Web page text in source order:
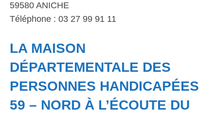
59580 ANICHE
Téléphone : 03 27 99 91 11
LA MAISON
DÉPARTEMENTALE DES
PERSONNES HANDICAPÉES
59 – NORD À L’ÉCOUTE DU